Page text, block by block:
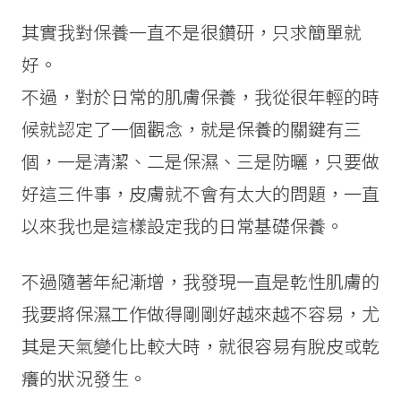
其實我對保養一直不是很鑽研，只求簡單就
好。
不過，對於日常的肌膚保養，我從很年輕的時
候就認定了一個觀念，就是保養的關鍵有三
個，一是清潔、二是保濕、三是防曬，只要做
好這三件事，皮膚就不會有太大的問題，一直
以來我也是這樣設定我的日常基礎保養。
不過隨著年紀漸增，我發現一直是乾性肌膚的
我要將保濕工作做得剛剛好越來越不容易，尤
其是天氣變化比較大時，就很容易有脫皮或乾
癢的狀況發生。